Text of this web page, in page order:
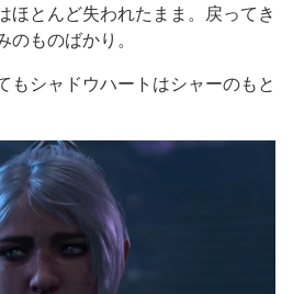
ほとんど失われたまま。戻ってき
ものばかり。
もシャドウハートはシャーのもと